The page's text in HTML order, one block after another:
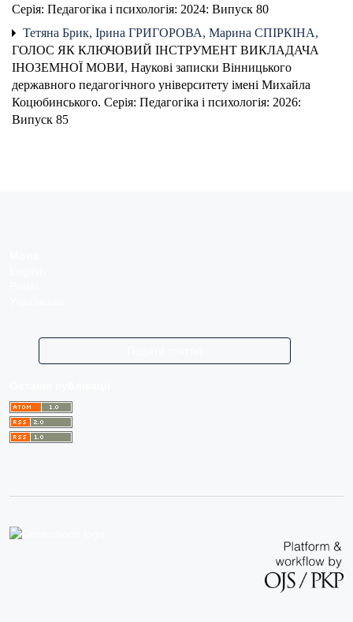
Серія: Педагогіка і психологія: 2024: Випуск 80
Тетяна Брик, Ірина ГРИГОРОВА, Марина СПІРКІНА,
ГОЛОС ЯК КЛЮЧОВИЙ ІНСТРУМЕНТ ВИКЛАДАЧА
ІНОЗЕМНОЇ МОВИ, Наукові записки Вінницького
державного педагогічного університету імені Михайла
Коцюбинського. Серія: Педагогіка і психологія: 2026:
Випуск 85